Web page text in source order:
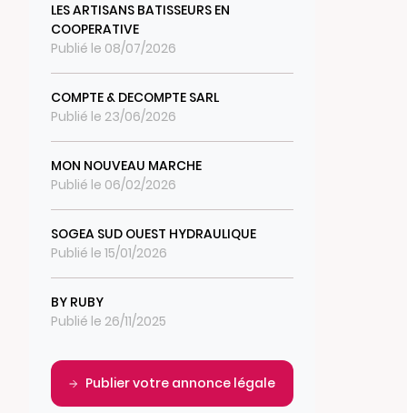
LES ARTISANS BATISSEURS EN
COOPERATIVE
Publié le 08/07/2026
COMPTE & DECOMPTE SARL
Publié le 23/06/2026
MON NOUVEAU MARCHE
Publié le 06/02/2026
SOGEA SUD OUEST HYDRAULIQUE
Publié le 15/01/2026
BY RUBY
Publié le 26/11/2025
Publier votre annonce légale